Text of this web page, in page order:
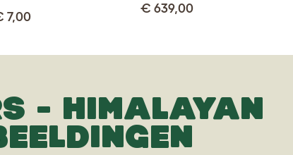
7,00
€ 639,00
- HIMALAYAN